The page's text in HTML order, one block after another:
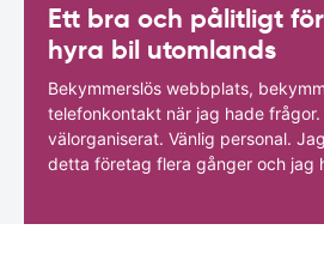
Ett bra och pålitligt
hyra bil utomlands
Bekymmerslös webbplats,
telefonkontakt när jag hade frågor.
välorganiserat. Vänlig personal.
detta företag flera gånger och jag